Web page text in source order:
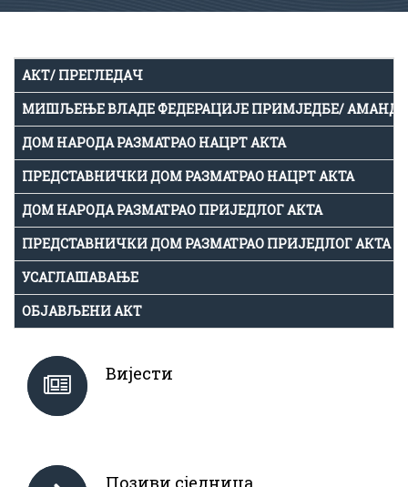
АКТ/ ПРЕГЛЕДАЧ
МИШЉЕЊЕ ВЛАДЕ ФЕДЕРАЦИЈЕ ПРИМЈЕДБЕ/
ДОМ НАРОДА РАЗМАТРАО НАЦРТ АКТА
ПРЕДСТАВНИЧКИ ДОМ РАЗМАТРАО НАЦРТ АКТА
ДОМ НАРОДА РАЗМАТРАО ПРИЈЕДЛОГ АКТА
ПРЕДСТАВНИЧКИ ДОМ РАЗМАТРАО ПРИЈЕДЛОГ АКТА
УСАГЛАШАВАЊЕ
ОБЈАВЉЕНИ АКТ
Вијести
Позиви сједница